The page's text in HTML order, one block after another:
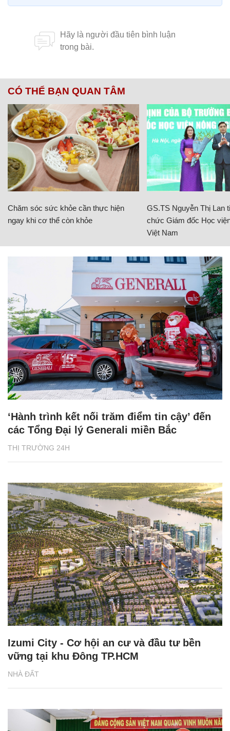
CÓ THỂ BẠN QUAN TÂM
Chăm sóc sức khỏe cần thực hiện
ngay khi cơ thể còn khỏe
GS.TS Nguyễn Thị Lan
chức Giám đốc Học
Việt Nam
THỊ TRƯỜNG 24H
‘Hành trình kết nối trăm điểm tin cậy’ đến
các Tổng Đại lý Generali miền Bắc
NHÀ ĐẤT
Izumi City - Cơ hội an cư và đầu tư bền
vững tại khu Đông TP.HCM